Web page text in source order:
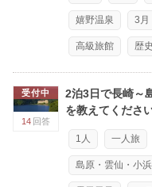
嬉野温泉 3月
高級旅館 歴
受付中
14 回答
2泊3日で長崎～
を教えてください
1人 一人旅
島原・雲仙・小浜